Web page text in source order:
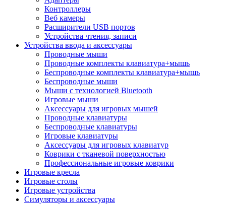
Контроллеры
Веб камеры
Расширители USB портов
Устройства чтения, записи
Устройства ввода и аксессуары
Проводные мыши
Проводные комплекты клавиатура+мышь
Беспроводные комплекты клавиатура+мышь
Беспроводные мыши
Мыши с технологией Bluetooth
Игровые мыши
Аксессуары для игровых мышей
Проводные клавиатуры
Беспроводные клавиатуры
Игровые клавиатуры
Аксессуары для игровых клавиатур
Коврики с тканевой поверхностью
Профессиональные игровые коврики
Игровые кресла
Игровые столы
Игровые устройства
Симуляторы и аксессуары